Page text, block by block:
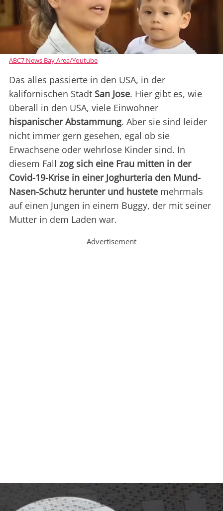
ABC7 News Bay Area/Youtube
Das alles passierte in den USA, in der
kalifornischen Stadt San Jose. Hier gibt es, wie
überall in den USA, viele Einwohner
hispanischer Abstammung. Aber sie sind leider
nicht immer gern gesehen, egal ob sie
Erwachsene oder wehrlose Kinder sind. In
diesem Fall zog sich eine Frau mitten in der
Covid-19-Krise in einer Joghurteria den Mund-
Nasen-Schutz herunter und hustete mehrmals
auf einen Jungen in einem Buggy, der mit seiner
Mutter in dem Laden war.
Advertisement